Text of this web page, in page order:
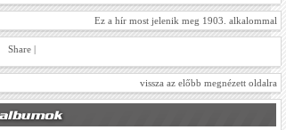
Ez a hír most jelenik meg 1903. alkalommal
Share
vissza az előbb megnézett oldalra